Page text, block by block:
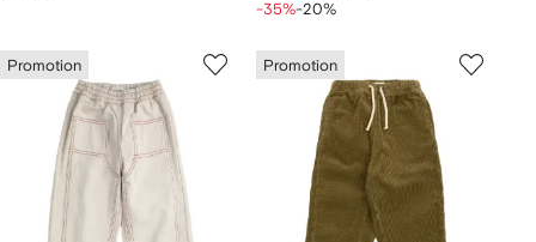
-35%-20%
Promotion Promotion